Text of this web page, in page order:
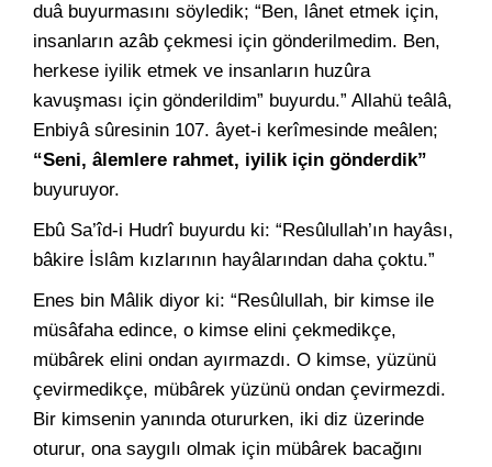
duâ buyurmasını söyledik; “Ben, lânet etmek için,
insanların azâb çekmesi için gönderilmedim. Ben,
herkese iyilik etmek ve insanların huzûra
kavuşması için gönderildim” buyurdu.” Allahü teâlâ,
Enbiyâ sûresinin 107. âyet-i kerîmesinde meâlen;
“Seni, âlemlere rahmet, iyilik için gönderdik”
buyuruyor.
Ebû Sa’îd-i Hudrî buyurdu ki: “Resûlullah’ın hayâsı,
bâkire İslâm kızlarının hayâlarından daha çoktu.”
Enes bin Mâlik diyor ki: “Resûlullah, bir kimse ile
müsâfaha edince, o kimse elini çekmedikçe,
mübârek elini ondan ayırmazdı. O kimse, yüzünü
çevirmedikçe, mübârek yüzünü ondan çevirmezdi.
Bir kimsenin yanında otururken, iki diz üzerinde
oturur, ona saygılı olmak için mübârek bacağını